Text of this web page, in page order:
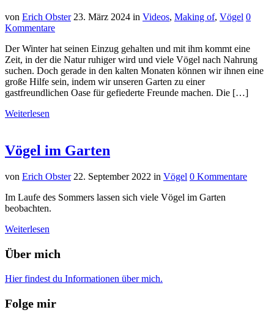
von Erich Obster 23. März 2024 in Videos, Making of, Vögel 0
Kommentare
Der Winter hat seinen Einzug gehalten und mit ihm kommt eine
Zeit, in der die Natur ruhiger wird und viele Vögel nach Nahrung
suchen. Doch gerade in den kalten Monaten können wir ihnen eine
große Hilfe sein, indem wir unseren Garten zu einer
gastfreundlichen Oase für gefiederte Freunde machen. Die […]
Weiterlesen
Vögel im Garten
von Erich Obster 22. September 2022 in Vögel 0 Kommentare
Im Laufe des Sommers lassen sich viele Vögel im Garten
beobachten.
Weiterlesen
Über mich
Hier findest du Informationen über mich.
Folge mir